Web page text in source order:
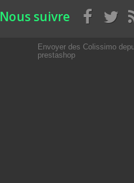
Nous suivre
Envoyer des Colissimo
prestashop